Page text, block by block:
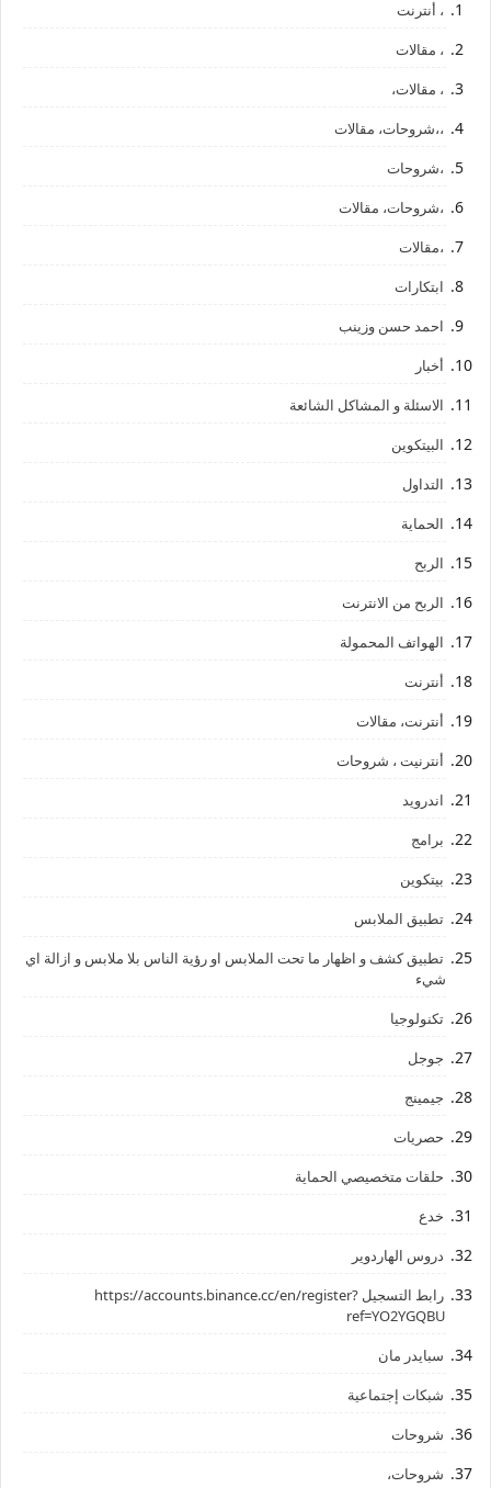
، أنترنت
، مقالات
، مقالات،
،،شروحات، مقالات
،شروحات
،شروحات، مقالات
،مقالات
ابتكارات
احمد حسن وزينب
أخبار
الاسئلة و المشاكل الشائعة
البيتكوين
التداول
الحماية
الربح
الربح من الانترنت
الهواتف المحمولة
أنترنت
أنترنت، مقالات
أنترنيت ، شروحات
اندرويد
برامج
بيتكوين
تطبيق الملابس
تطبيق كشف و اظهار ما تحت الملابس او رؤية الناس بلا ملابس و ازالة اي
شيء
تكنولوجيا
جوجل
جيمينج
حصريات
حلقات متخصيصي الحماية
خدع
دروس الهاردوير
رابط ‏التسجيل ‏https://accounts.binance.cc/en/register?
ref=YO2YGQBU ‏
سبايدر مان
شبكات إجتماعية
شروحات
شروحات،